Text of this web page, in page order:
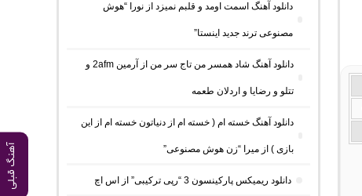
آهنگ قبلی
دانلود آهنگ اسمت اومد و قلبم نمیزد از نورا “هوش
مصنوعی ترند جدید اینستا”
دانلود آهنگ شاد همسر من تاج سر من از آرمین 2afm و
تتلو و رضایا و اردلان طعمه
دانلود آهنگ خسته ام ( خسته ام از دنیاتون خسته ام از این
بازی ) از میرا “زن هوش مصنوعی”
دانلود ریمیکس پارکینسون 3 “رپی ترکیبی” از اس اچ